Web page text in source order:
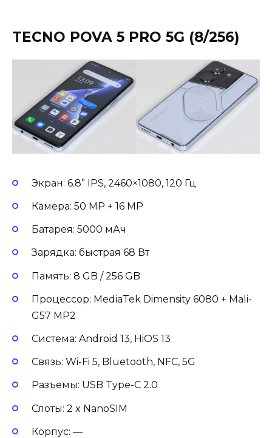
TECNO POVA 5 PRO 5G (8/256)
Экран: 6.8” IPS, 2460×1080, 120 Гц
Камера: 50 MP + 16 MP
Батарея: 5000 мАч
Зарядка: быстрая 68 Вт
Память: 8 GB / 256 GB
Процессор: MediaTek Dimensity 6080 + Mali-
G57 MP2
Система: Android 13, HiOS 13
Связь: Wi-Fi 5, Bluetooth, NFC, 5G
Разъемы: USB Type-C 2.0
Слоты: 2 x NanoSIM
Корпус: —